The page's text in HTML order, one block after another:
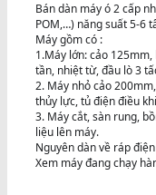
Bán dàn máy ó 2 cấp
POM,…) năng suất 5-6
Máy gồm có :
1.Máy lớn: cảo
tần, nhiệt từ, đầu lò 3
2. Máy nhỏ cảo
thủy lực, tủ điện điều
3. Máy cắt, sàn rung,
liệu lên máy.
Nguyên dàn về ráp
Xem máy đang chạy